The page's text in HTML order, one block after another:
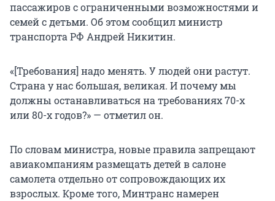
пассажиров с ограниченными возможностями и
семей с детьми. Об этом сообщил министр
транспорта РФ Андрей Никитин.
«[Требования] надо менять. У людей они растут.
Страна у нас большая, великая. И почему мы
должны останавливаться на требованиях 70-х
или 80-х годов?» — отметил он.
По словам министра, новые правила запрещают
авиакомпаниям размещать детей в салоне
самолета отдельно от сопровождающих их
взрослых. Кроме того, Минтранс намерен